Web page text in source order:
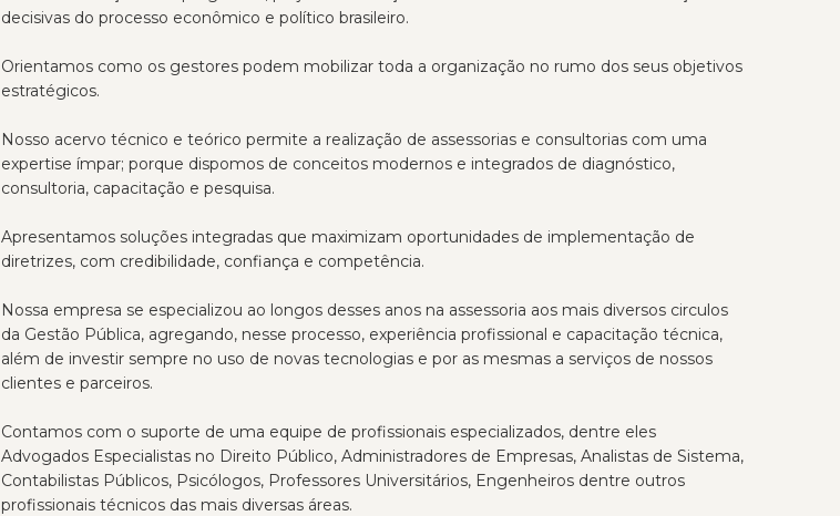
decisivas do processo econômico e político brasileiro.
Orientamos como os gestores podem mobilizar toda a organização no rumo dos seus objetivos
estratégicos.
Nosso acervo técnico e teórico permite a realização de assessorias e consultorias com uma
expertise ímpar; porque dispomos de conceitos modernos e integrados de diagnóstico,
consultoria, capacitação e pesquisa.
Apresentamos soluções integradas que maximizam oportunidades de implementação de
diretrizes, com credibilidade, confiança e competência.
Nossa empresa se especializou ao longos desses anos na assessoria aos mais diversos circulos
da Gestão Pública, agregando, nesse processo, experiência profissional e capacitação técnica,
além de investir sempre no uso de novas tecnologias e por as mesmas a serviços de nossos
clientes e parceiros.
Contamos com o suporte de uma equipe de profissionais especializados, dentre eles
Advogados Especialistas no Direito Público, Administradores de Empresas, Analistas de Sistema,
Contabilistas Públicos, Psicólogos, Professores Universitários, Engenheiros dentre outros
profissionais técnicos das mais diversas áreas.